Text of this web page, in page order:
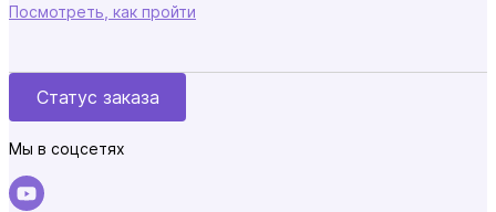
Посмотреть, как пройти
Статус заказа
Мы в соцсетях